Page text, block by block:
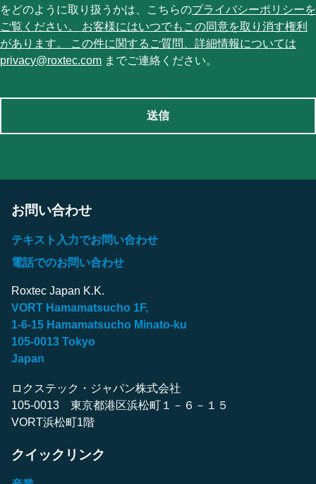
をどのように取り扱うかは、こちらのプライバシーポリシーを
ご覧ください。 お客様にはいつでもこの同意を取り消す権利
があります。 この件に関するご質問、詳細情報については
privacy@roxtec.com までご連絡ください。
送信
お問い合わせ
テキスト入力でお問い合わせ
電話でのお問い合わせ
Roxtec Japan K.K.
VORT Hamamatsucho 1F,
1-6-15 Hamamatsucho Minato-ku
105-0013 Tokyo
Japan
ロクステック・ジャパン株式会社
105-0013 東京都港区浜松町１－６－１５
VORT浜松町1階
クイックリンク